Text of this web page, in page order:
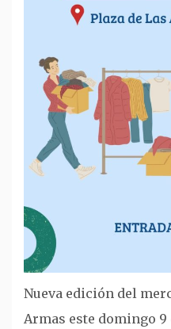
Nueva edición del
Armas este domingo 9